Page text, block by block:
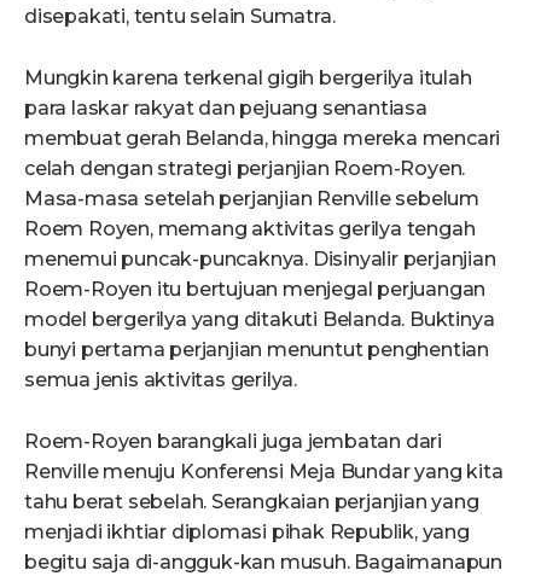
disepakati, tentu selain Sumatra.
Mungkin karena terkenal gigih bergerilya itulah
para laskar rakyat dan pejuang senantiasa
membuat gerah Belanda, hingga mereka mencari
celah dengan strategi perjanjian Roem-Royen.
Masa-masa setelah perjanjian Renville sebelum
Roem Royen, memang aktivitas gerilya tengah
menemui puncak-puncaknya. Disinyalir perjanjian
Roem-Royen itu bertujuan menjegal perjuangan
model bergerilya yang ditakuti Belanda. Buktinya
bunyi pertama perjanjian menuntut penghentian
semua jenis aktivitas gerilya.
Roem-Royen barangkali juga jembatan dari
Renville menuju Konferensi Meja Bundar yang kita
tahu berat sebelah. Serangkaian perjanjian yang
menjadi ikhtiar diplomasi pihak Republik, yang
begitu saja di-angguk-kan musuh. Bagaimanapun